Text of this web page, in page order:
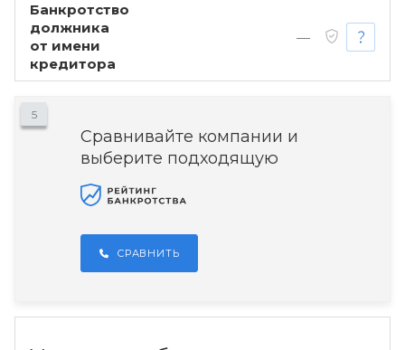
Банкротство
должника
от имени
кредитора
—
5
Сравнивайте компании и
выберите подходящую
СРАВНИТЬ